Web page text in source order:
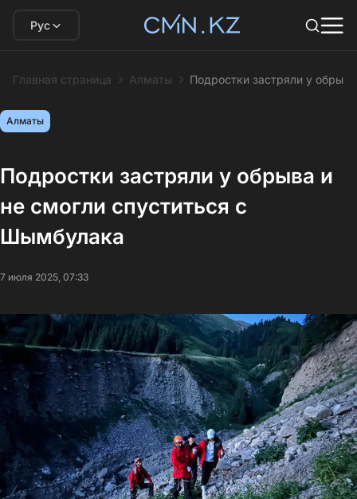
Рус
Главная страница Алматы Подростки застряли у
Алматы
Подростки застряли у обрыва и
не смогли спуститься с
Шымбулака
7 июля 2025, 07:33